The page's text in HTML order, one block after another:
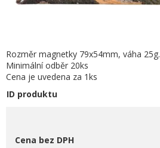
Rozměr magnetky 79x54mm, váha 25g.
Minimální odběr 20ks
Cena je uvedena za 1ks
ID produktu
Cena bez DPH